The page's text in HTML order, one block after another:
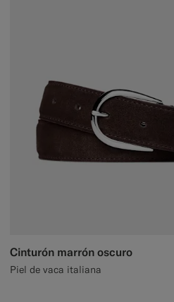
Cinturón marrón oscuro
Piel de vaca italiana